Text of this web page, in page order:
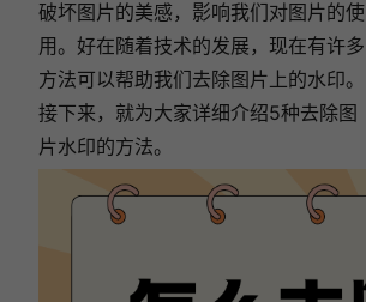
破坏图片的美感，影响我们对图片的使
用。好在随着技术的发展，现在有许多
方法可以帮助我们去除图片上的水印。
接下来，就为大家详细介绍5种去除图
片水印的方法。